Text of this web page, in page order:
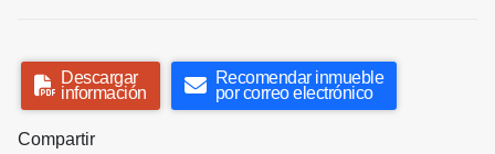
Descargar
información
Recomendar inmueble
por correo electrónico
Compartir